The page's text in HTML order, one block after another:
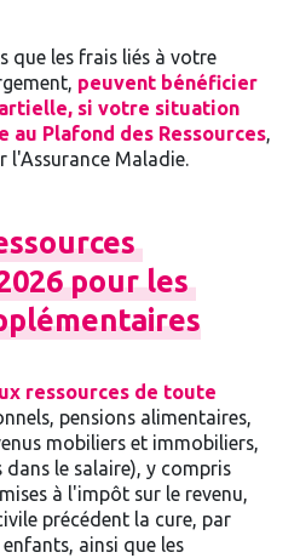
que les frais liés à votre
peuvent bénéficier
si votre situation
Plafond des Ressources,
l'Assurance Maladie.
pourles
ressources de toute
pensions alimentaires,
mobiliers et immobiliers,
le salaire), y compris
à l'impôt sur le revenu,
précédent la cure, par
ainsi que les